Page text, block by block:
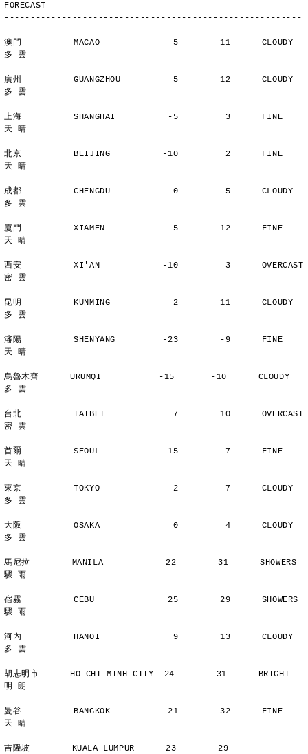
FORECAST
---------------------------------------------------------
----------
澳門          MACAO              5        11      CLOUDY
多 雲
廣州          GUANGZHOU          5        12      CLOUDY
多 雲
上海          SHANGHAI          -5         3      FINE
天 晴
北京          BEIJING          -10         2      FINE
天 晴
成都          CHENGDU            0         5      CLOUDY
多 雲
廈門          XIAMEN             5        12      FINE
天 晴
西安          XI'AN            -10         3      OVERCAST
密 雲
昆明          KUNMING            2        11      CLOUDY
多 雲
瀋陽          SHENYANG         -23        -9      FINE
天 晴
烏魯木齊      URUMQI           -15       -10      CLOUDY
多 雲
台北          TAIBEI             7        10      OVERCAST
密 雲
首爾          SEOUL            -15        -7      FINE
天 晴
東京          TOKYO             -2         7      CLOUDY
多 雲
大阪          OSAKA              0         4      CLOUDY
多 雲
馬尼拉        MANILA            22        31      SHOWERS
驟 雨
宿霧          CEBU              25        29      SHOWERS
驟 雨
河內          HANOI              9        13      CLOUDY
多 雲
胡志明市      HO CHI MINH CITY  24        31      BRIGHT
明 朗
曼谷          BANGKOK           21        32      FINE
天 晴
吉隆坡        KUALA LUMPUR      23        29